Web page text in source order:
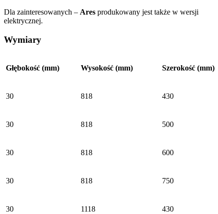
Dla zainteresowanych – Ares produkowany jest także w wersji
elektrycznej.
Wymiary
Głębokość (mm) Wysokość (mm) Szerokość (mm)
30 818 430
30 818 500
30 818 600
30 818 750
30 1118 430